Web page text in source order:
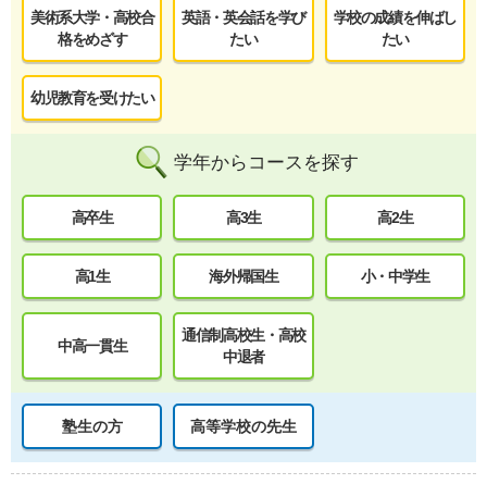
美術系大学・高校合
格をめざす
英語・英会話を学び
たい
学校の成績を伸ばし
たい
幼児教育を受けたい
学年からコースを探す
高卒生 高3生 高2生
高1生 海外帰国生 小・中学生
中高一貫生
通信制高校生・高校
中退者
塾生の方 高等学校の先生